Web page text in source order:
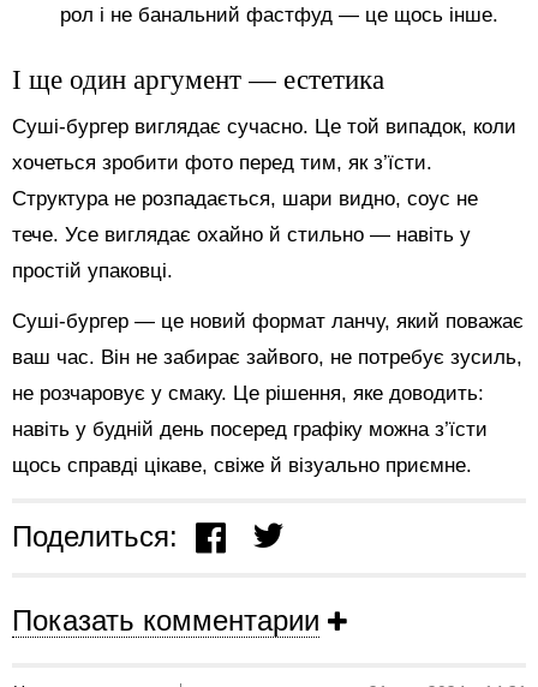
рол і не банальний фастфуд — це щось інше.
І ще один аргумент — естетика
Суші-бургер виглядає сучасно. Це той випадок, коли
хочеться зробити фото перед тим, як з’їсти.
Структура не розпадається, шари видно, соус не
тече. Усе виглядає охайно й стильно — навіть у
простій упаковці.
Суші-бургер — це новий формат ланчу, який поважає
ваш час. Він не забирає зайвого, не потребує зусиль,
не розчаровує у смаку. Це рішення, яке доводить:
навіть у будній день посеред графіку можна з’їсти
щось справді цікаве, свіже й візуально приємне.
Поделиться:
Показать комментарии